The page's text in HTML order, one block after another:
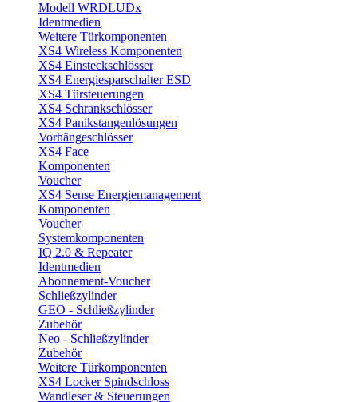
Modell WRDLUDx
Identmedien
Weitere Türkomponenten
XS4 Wireless Komponenten
XS4 Einsteckschlösser
XS4 Energiesparschalter ESD
XS4 Türsteuerungen
XS4 Schrankschlösser
XS4 Panikstangenlösungen
Vorhängeschlösser
XS4 Face
Komponenten
Voucher
XS4 Sense Energiemanagement
Komponenten
Voucher
Systemkomponenten
IQ 2.0 & Repeater
Identmedien
Abonnement-Voucher
Schließzylinder
GEO - Schließzylinder
Zubehör
Neo - Schließzylinder
Zubehör
Weitere Türkomponenten
XS4 Locker Spindschloss
Wandleser & Steuerungen